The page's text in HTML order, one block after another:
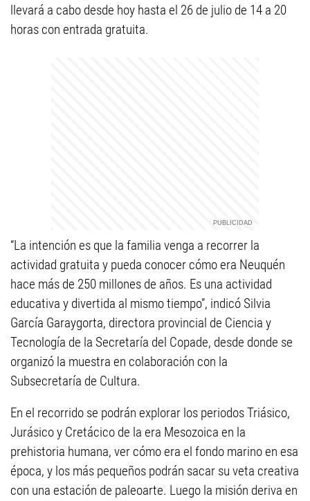
llevará a cabo desde hoy hasta el 26 de julio de 14 a 20
horas con entrada gratuita.
“La intención es que la familia venga a recorrer la
actividad gratuita y pueda conocer cómo era Neuquén
hace más de 250 millones de años. Es una actividad
educativa y divertida al mismo tiempo”, indicó Silvia
García Garaygorta, directora provincial de Ciencia y
Tecnología de la Secretaría del Copade, desde donde se
organizó la muestra en colaboración con la
Subsecretaría de Cultura.
En el recorrido se podrán explorar los periodos Triásico,
Jurásico y Cretácico de la era Mesozoica en la
prehistoria humana, ver cómo era el fondo marino en esa
época, y los más pequeños podrán sacar su veta creativa
con una estación de paleoarte. Luego la misión deriva en